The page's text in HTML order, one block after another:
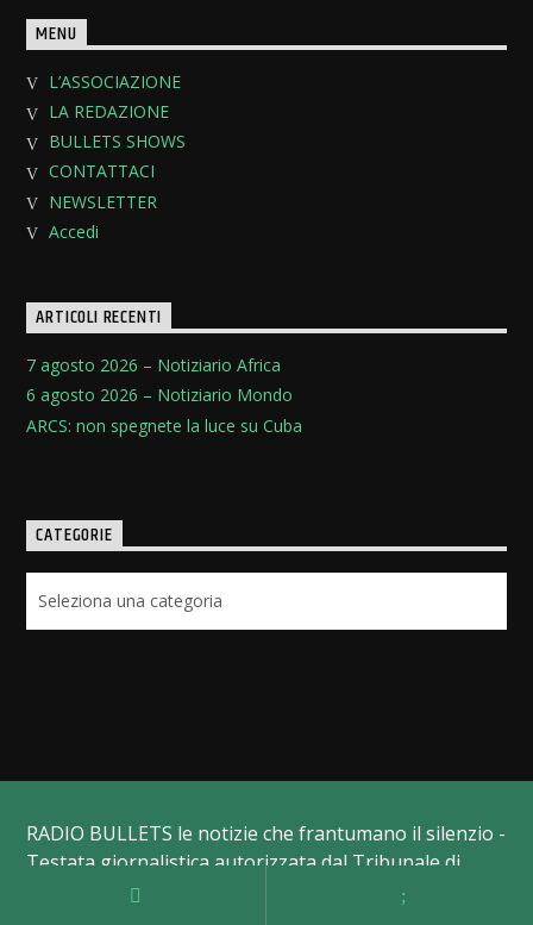
MENU
L’ASSOCIAZIONE
LA REDAZIONE
BULLETS SHOWS
CONTATTACI
NEWSLETTER
Accedi
ARTICOLI RECENTI
7 agosto 2026 – Notiziario Africa
6 agosto 2026 – Notiziario Mondo
ARCS: non spegnete la luce su Cuba
CATEGORIE
RADIO BULLETS le notizie che frantumano il silenzio -
Testata giornalistica autorizzata dal Tribunale di
Velletri, registrazione n.13/ Provvedimento del primo